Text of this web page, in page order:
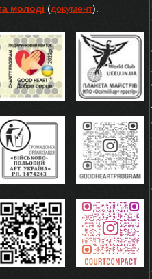
молоді (документ).